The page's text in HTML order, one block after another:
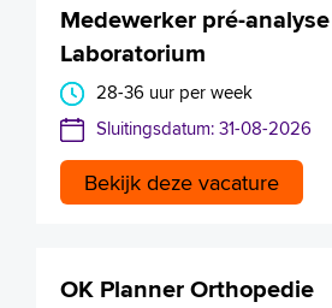
Medewerker pré-
Laboratorium
28-36 uur per week
Sluitingsdatum: 31-08-2026
Bekijk deze vacature
OK Planner Orthopedie